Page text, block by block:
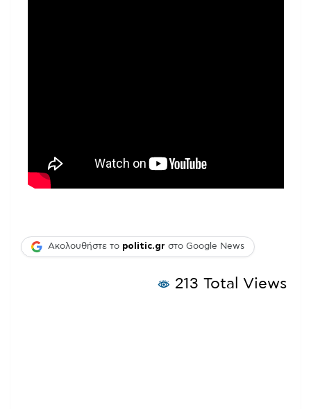
Ακολουθήστε το politic.gr στο Google News
213 Total Views